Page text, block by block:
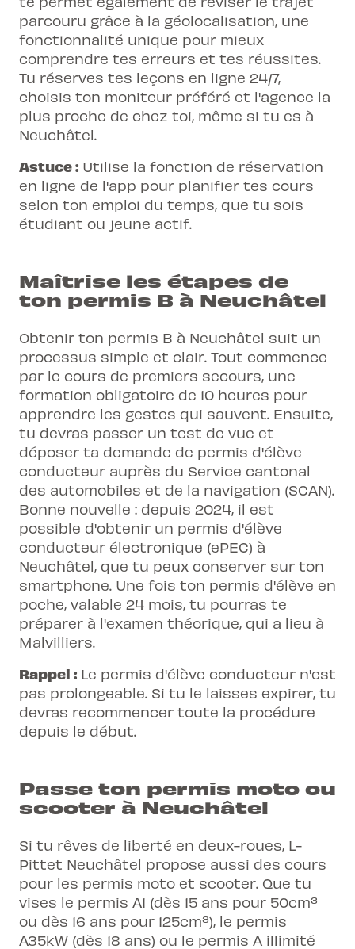
parcouru grâce à la géolocalisation, une
fonctionnalité unique pour mieux
comprendre tes erreurs et tes réussites.
Tu réserves tes leçons en ligne 24/7,
choisis ton moniteur préféré et l'agence la
plus proche de chez toi, même si tu es à
Neuchâtel.
Astuce : Utilise la fonction de réservation
en ligne de l'app pour planifier tes cours
selon ton emploi du temps, que tu sois
étudiant ou jeune actif.
Maîtrise les étapes de
ton permis B à Neuchâtel
Obtenir ton permis B à Neuchâtel suit un
processus simple et clair. Tout commence
par le cours de premiers secours, une
formation obligatoire de 10 heures pour
apprendre les gestes qui sauvent. Ensuite,
tu devras passer un test de vue et
déposer ta demande de permis d'élève
conducteur auprès du Service cantonal
des automobiles et de la navigation (SCAN).
Bonne nouvelle : depuis 2024, il est
possible d'obtenir un permis d'élève
conducteur électronique (ePEC) à
Neuchâtel, que tu peux conserver sur ton
smartphone. Une fois ton permis d'élève en
poche, valable 24 mois, tu pourras te
préparer à l'examen théorique, qui a lieu à
Malvilliers.
Rappel : Le permis d'élève conducteur n'est
pas prolongeable. Si tu le laisses expirer, tu
devras recommencer toute la procédure
depuis le début.
Passe ton permis moto ou
scooter à Neuchâtel
Si tu rêves de liberté en deux-roues, L-
Pittet Neuchâtel propose aussi des cours
pour les permis moto et scooter. Que tu
vises le permis A1 (dès 15 ans pour 50cm³
ou dès 16 ans pour 125cm³), le permis
A35kW (dès 18 ans) ou le permis A illimité